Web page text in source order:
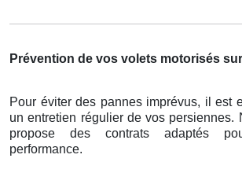
Prévention de vos volets motorisés
Pour éviter des pannes imprévus, il est
un entretien régulier de vos persiennes.
propose des contrats adaptés
performance.